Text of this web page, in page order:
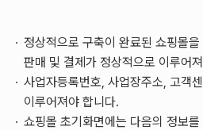
정상적으로 구축이 완료된 쇼핑몰
판매 및 결제가 정상적으로 이루어
사업자등록번호, 사업장주소, 고객
이루어져야 합니다.
쇼핑몰 초기화면에는 다음의 정보